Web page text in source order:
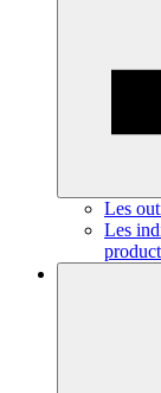
Les
Les